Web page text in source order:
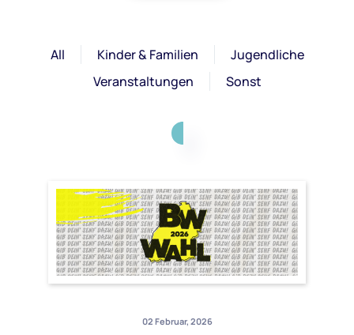
All Kinder & Familien
Jugendliche
Veranstaltungen
Sonst
02 Februar, 2026